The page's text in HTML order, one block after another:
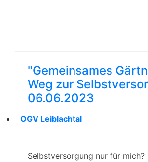
"Gemeinsames
Weg zur
06.06.2023
OGV Leiblachtal
Selbstversorgung nur für mich?